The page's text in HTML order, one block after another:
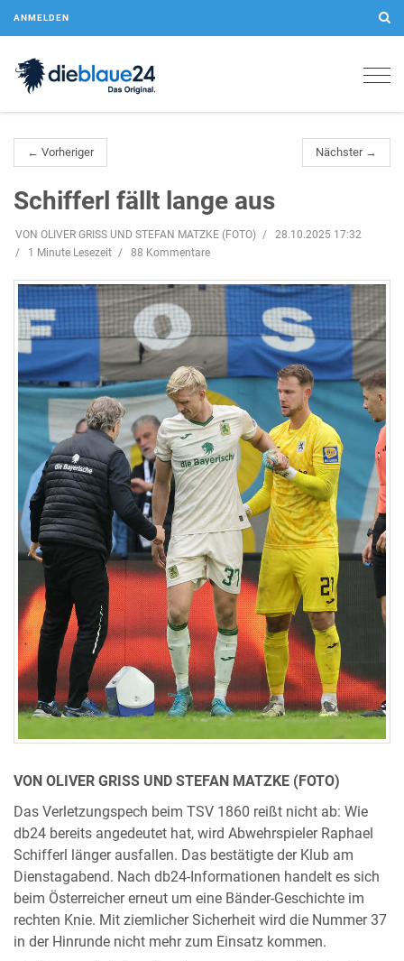
ANMELDEN
← Vorheriger Nächster →
Schifferl fällt lange aus
VON OLIVER GRISS UND STEFAN MATZKE (FOTO)
28.10.2025 17:32
1 Minute Lesezeit
88 Kommentare
VON OLIVER GRISS UND STEFAN MATZKE (FOTO)
Das Verletzungspech beim TSV 1860 reißt nicht ab: Wie
db24 bereits angedeutet hat, wird Abwehrspieler Raphael
Schifferl länger ausfallen. Das bestätigte der Klub am
Dienstagabend. Nach db24-Informationen handelt es sich
beim Österreicher erneut um eine Bänder-Geschichte im
rechten Knie. Mit ziemlicher Sicherheit wird die Nummer 37
in der Hinrunde nicht mehr zum Einsatz kommen.